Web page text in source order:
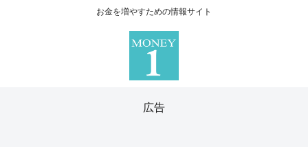
お金を増やすための情報サイト
広告